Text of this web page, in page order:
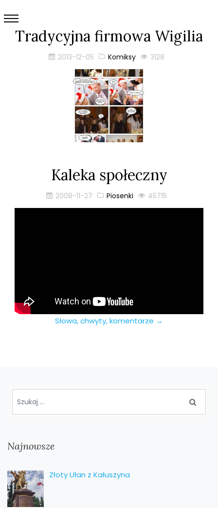
Tradycyjna firmowa Wigilia
2013-12-05 Komiksy 3128
Kaleka społeczny
2008-11-27 Piosenki 45715
Słowa, chwyty, komentarze →
Najnowsze
Złoty Ułan z Kałuszyna